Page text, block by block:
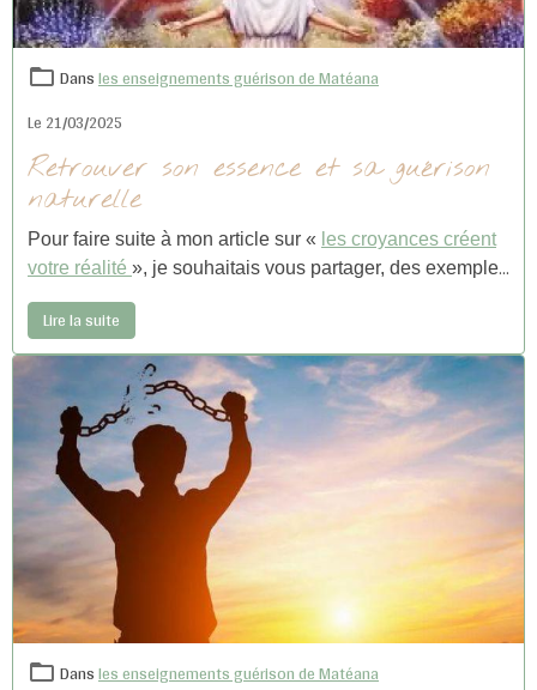
Dansles enseignements guérison de Matéana
Le 21/03/2025
Retrouver son essence et sa guérison
naturelle
Pour faire suite à mon article sur « les croyances créent
votre réalité », je souhaitais vous partager, des exemples
notre évolution et élévation personnelle.
Lire la suite
Dansles enseignements guérison de Matéana